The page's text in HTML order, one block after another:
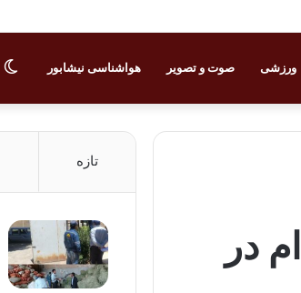
ورزشی صوت و تصویر هواشناسی نیشابور
در
تازه